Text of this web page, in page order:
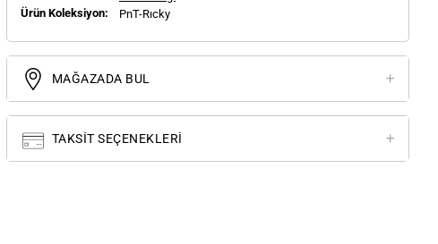
Ürün Koleksiyon:
PnT-Rıcky
MAĞAZADA BUL
TAKSIT SEÇENEKLERI